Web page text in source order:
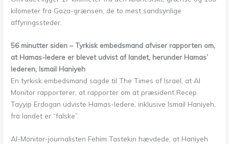
kilometer fra Gaza-grænsen, de to mest sandsynlige
affyringssteder.
56 minutter siden – Tyrkisk embedsmand afviser rapporten om,
at Hamas-ledere er blevet udvist af landet, herunder Hamas’
lederen, Ismail Haniyeh
En tyrkisk embedsmand sagde til The Times of Israel, at Al
Monitor rapporterer, at rapporter om at præsident Recep
Tayyip Erdogan udviste Hamas-ledere, inklusive Ismail Haniyeh,
fra landet er “falske”.
Al-Monitor-journalisten Fehim Tastekin hævdede, at Haniyeh